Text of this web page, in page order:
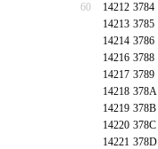
60
14212 3784
14213 3785
14214 3786
14216 3788
14217 3789
14218 378A
14219 378B
14220 378C
14221 378D